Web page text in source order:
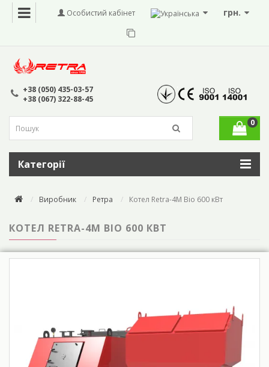
грн.
Особистий кабінет
+38 (050) 435-03-57
+38 (067) 322-88-45
0
Категорії
Виробник Ретра Котел Retra-4М Bio 600 кВт
КОТЕЛ RETRA-4М BIO 600 КВТ